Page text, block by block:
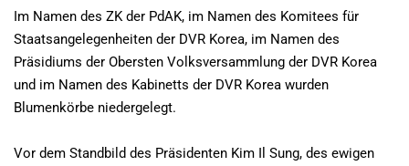
Im Namen des ZK der PdAK, im Namen des Komitees für
Staatsangelegenheiten der DVR Korea, im Namen des
Präsidiums der Obersten Volksversammlung der DVR Korea
und im Namen des Kabinetts der DVR Korea wurden
Blumenkörbe niedergelegt.
Vor dem Standbild des Präsidenten Kim Il Sung, des ewigen